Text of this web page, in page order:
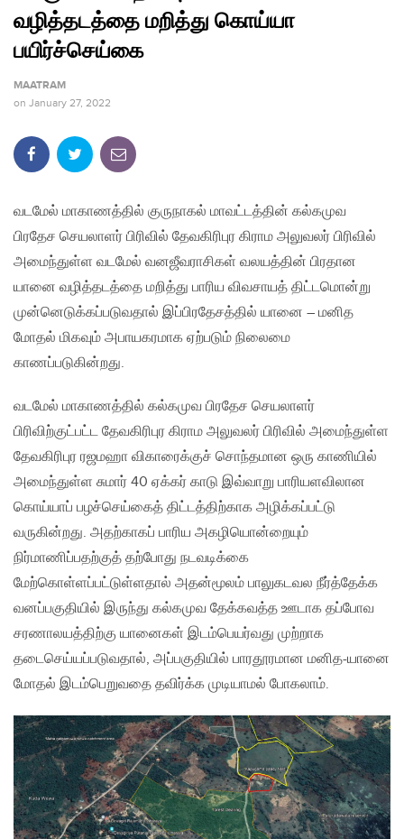
வழித்தடத்தை மறித்து கொய்யா
பயிர்ச்செய்கை
MAATRAM
on January 27, 2022
வடமேல் மாகாணத்தில் குருநாகல் மாவட்டத்தின் கல்கமுவ
பிரதேச செயலாளர் பிரிவில் தேவகிரிபுர கிராம அலுவலர் பிரிவில்
அமைந்துள்ள வடமேல் வனஜீவராசிகள் வலயத்தின் பிரதான
யானை வழித்தடத்தை மறித்து பாரிய விவசாயத் திட்டமொன்று
முன்னெடுக்கப்படுவதால் இப்பிரதேசத்தில் யானை – மனித
மோதல் மிகவும் அபாயகரமாக ஏற்படும் நிலைமை
காணப்படுகின்றது.
வடமேல் மாகாணத்தில் கல்கமுவ பிரதேச செயலாளர்
பிரிவிற்குட்பட்ட தேவகிரிபுர கிராம அலுவலர் பிரிவில் அமைந்துள்ள
தேவகிரிபுர ரஜமஹா விகாரைக்குச் சொந்தமான ஒரு காணியில்
அமைந்துள்ள சுமார் 40 ஏக்கர் காடு இவ்வாறு பாரியளவிலான
கொய்யாப் பழச்செய்கைத் திட்டத்திற்காக அழிக்கப்பட்டு
வருகின்றது. அதற்காகப் பாரிய அகழியொன்றையும்
நிர்மாணிப்பதற்குத் தற்போது நடவடிக்கை
மேற்கொள்ளப்பட்டுள்ளதால் அதன்மூலம் பாலுகடவல நீர்த்தேக்க
வனப்பகுதியில் இருந்து கல்கமுவ தேக்கவத்த ஊடாக தப்போவ
சரணாலயத்திற்கு யானைகள் இடம்பெயர்வது முற்றாக
தடைசெய்யப்படுவதால், அப்பகுதியில் பாரதூரமான மனித-யானை
மோதல் இடம்பெறுவதை தவிர்க்க முடியாமல் போகலாம்.